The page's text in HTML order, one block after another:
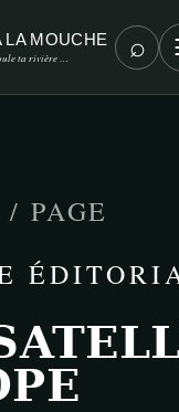
LA MOUCHE
ta rivière … ⌕
/ PAGE